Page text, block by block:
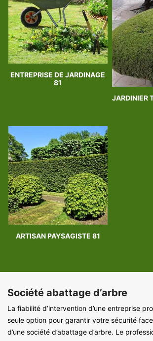
ENTREPRISE DE JARDINAGE
81
JARDINIER
ARTISAN PAYSAGISTE 81
Société abattage d’arbre
La fiabilité d’intervention d’une entreprise
seule option pour garantir votre sécurité
d’une société d’abattage d’arbre. Le